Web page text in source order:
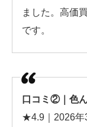
ました。高価
です。
口コミ②｜色
★4.9｜2026年